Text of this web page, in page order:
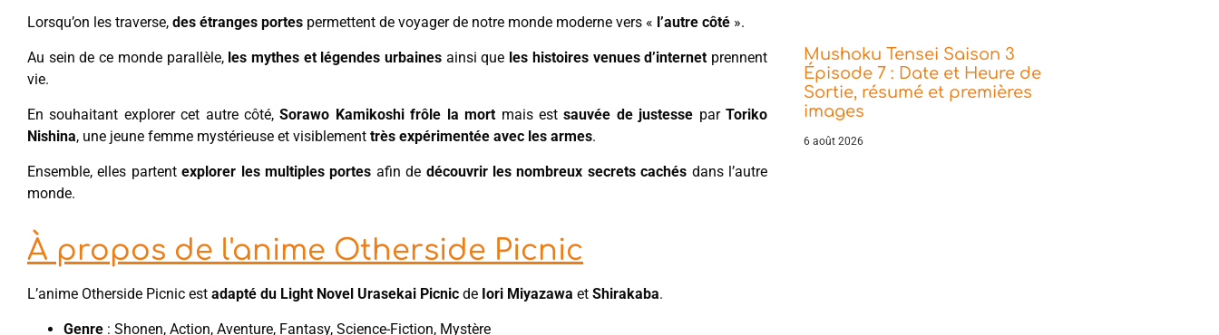
Lorsqu’on les traverse, des étranges portes permettent de voyager de notre monde moderne vers « l’autre côté ».
Au sein de ce monde parallèle, les mythes et légendes urbaines ainsi que les histoires venues d’internet prennent
vie.
En souhaitant explorer cet autre côté,Sorawo Kamikoshi frôle la mort mais estsauvée de justesse parToriko
Nishina, une jeune femme mystérieuse et visiblement très expérimentée avec les armes.
Ensemble, elles partentexplorer les multiples portes afin de découvrir les nombreux secrets cachés dans l’autre
monde.
À propos de l'anime Otherside Picnic
L’anime Otherside Picnic est adapté du Light Novel Urasekai Picnic de Iori Miyazawa et Shirakaba.
Genre : Shonen, Action, Aventure, Fantasy, Science-Fiction, Mystère
Mushoku Tensei Saison 3
Épisode 7 : Date et Heure de
Sortie, résumé et premières
images
6 août 2026